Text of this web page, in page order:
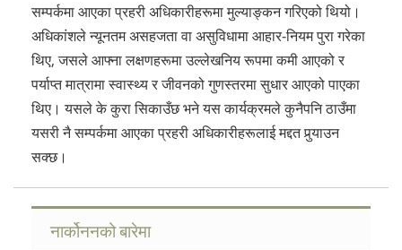
सम्पर्कमा आएका प्रहरी अधिकारीहरूमा मुल्याङ्कन गरिएको थियो।
अधिकांशले न्यूनतम असहजता वा असुविधामा आहार-नियम पुरा गरेका
थिए, जसले आफ्ना लक्षणहरूमा उल्लेखनिय रूपमा कमी आएको र
पर्याप्त मात्रामा स्वास्थ्य र जीवनको गुणस्तरमा सुधार आएको पाएका
थिए। यसले के कुरा सिकाउँछ भने यस कार्यक्रमले कुनैपनि ठाउँमा
यसरी नै सम्पर्कमा आएका प्रहरी अधिकारीहरूलाई मद्दत पुर्‍याउन
सक्छ।
नार्कोननको बारेमा